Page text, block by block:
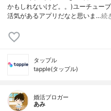
かもしれないけど。。)ユーチュー
活気があるアプリだなと思いま…続
タップル
tapple(タップル)
婚活ブロガー
あみ